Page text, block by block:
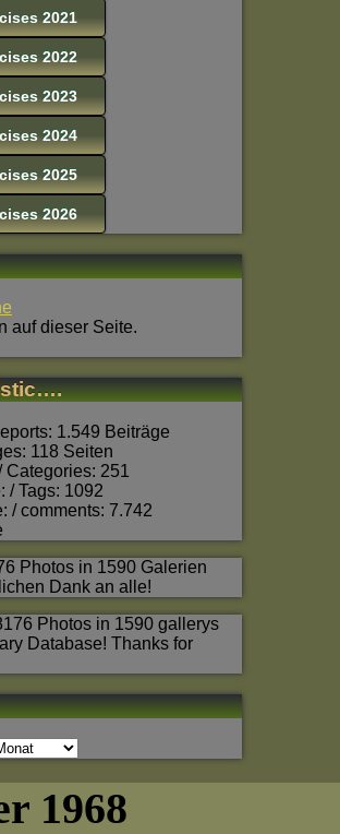
2021
2022
2023
2024
2025
2026
auf dieser Seite.
1.549 Beiträge
118 Seiten
Categories: 251
/ Tags: 1092
/ comments: 7.742
Photos in 1590 Galerien
Dank an alle!
Photos in 1590 gallerys
Database! Thanks for
1968